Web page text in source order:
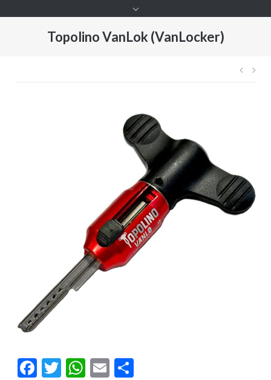
Topolino VanLok (VanLocker)
Facebook
Twitter
WhatsApp
EmailCompartir